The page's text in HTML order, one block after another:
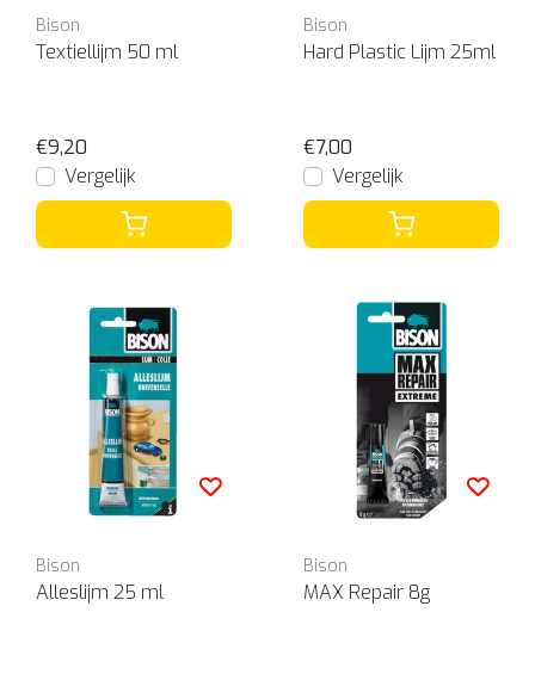
Bison
Textiellijm 50 ml
€9,20
Vergelijk
Bison
Hard Plastic Lijm 25ml
€7,00
Vergelijk
Bison
Alleslijm 25 ml
Bison
MAX Repair 8g